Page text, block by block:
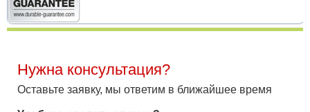
Нужна консультация?
Оставьте заявку, мы ответим в ближайшее время